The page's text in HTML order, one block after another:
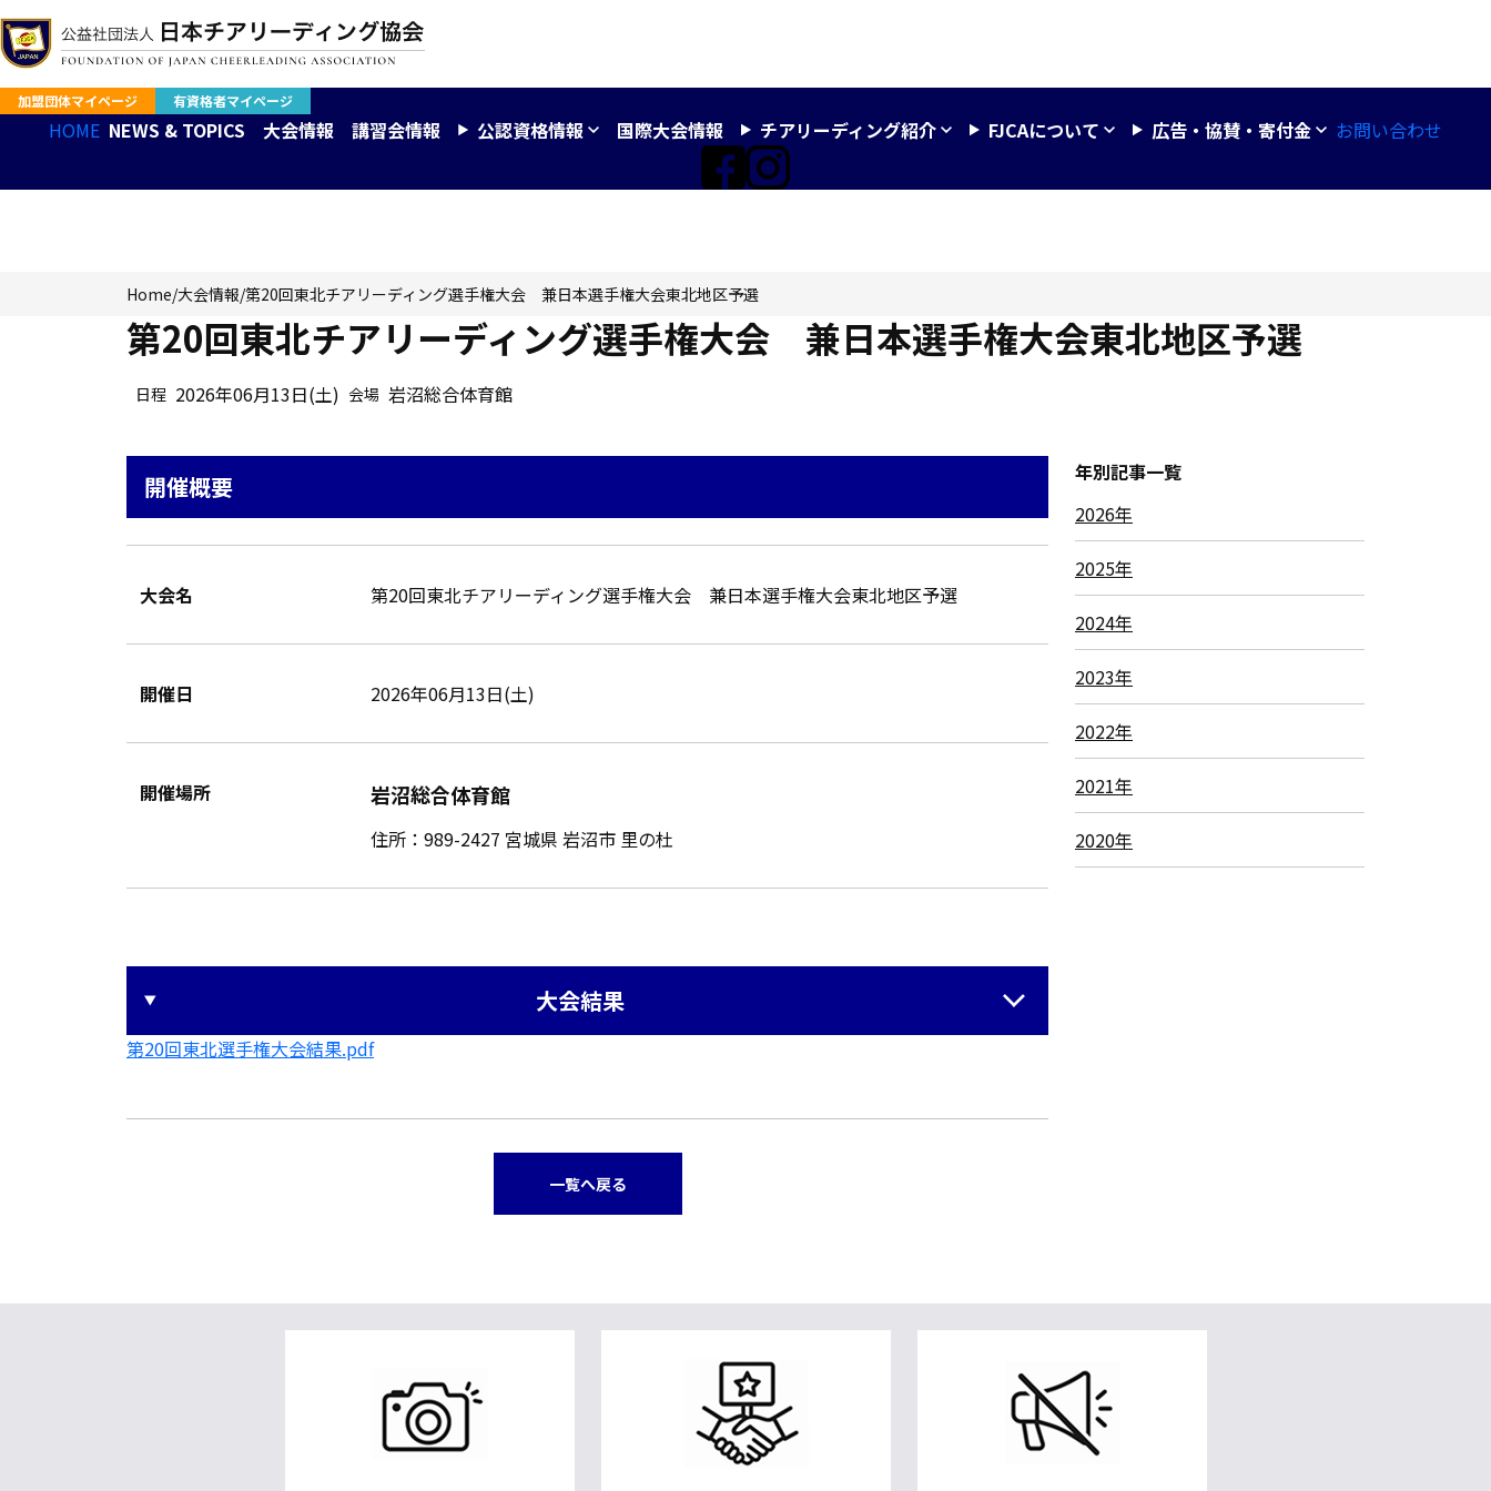
加盟団体マイページ 有資格者マイページ
HOME NEWS & TOPICS 大会情報 講習会情報 公認資格情報 国際大会情報 チアリーディング紹介 FJCAについて 広告・協賛・寄付金 お問い合わせ
Home/大会情報/第20回東北チアリーディング選手権大会 兼日本選手権大会東北地区予選
第20回東北チアリーディング選手権大会 兼日本選手権大会東北地区予選
日程 2026年06月13日(土) 会場 岩沼総合体育館
開催概要
大会名 第20回東北チアリーディング選手権大会 兼日本選手権大会東北地区予選
開催日 2026年06月13日(土)
開催場所 岩沼総合体育館
住所：989-2427 宮城県 岩沼市 里の杜
大会結果
第20回東北選手権大会結果.pdf
一覧へ戻る
年別記事一覧
2026年
2025年
2024年
2023年
2022年
2021年
2020年